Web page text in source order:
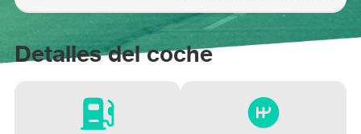
RENAULT CAPTUR evolution TCe 67kW
(90CV)
RENAULT CAPTUR evolution E-Tech PHEV
117kW (160CV)
Detalles del coche